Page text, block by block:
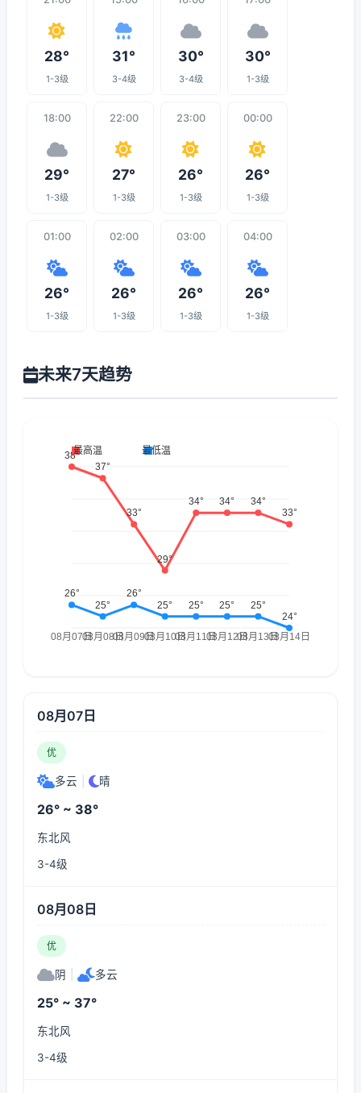
28°
1-3级
31°
3-4级
30°
3-4级
30°
1-3级
18:00
29°
1-3级
22:00
27°
1-3级
23:00
26°
1-3级
00:00
26°
1-3级
01:00
26°
1-3级
02:00
26°
1-3级
03:00
26°
1-3级
04:00
26°
1-3级
未来7天趋势
08月07日
优
多云 晴
26° ~ 38°
东北风
3-4级
08月08日
优
阴 多云
25° ~ 37°
东北风
3-4级